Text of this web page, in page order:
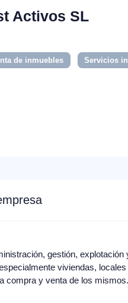
Activos SL
de inmuebles Servicios
gestión,
viviendas,
compra y venta de los mismos.